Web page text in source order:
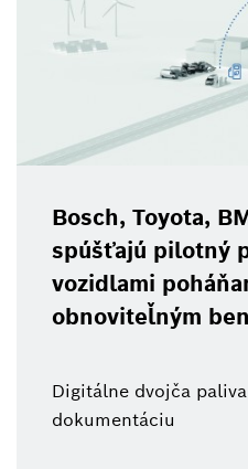
Bosch, Toyota,
spúšťajú pilotný
vozidlami
obnoviteľným
Digitálne dvojča
dokumentáciu